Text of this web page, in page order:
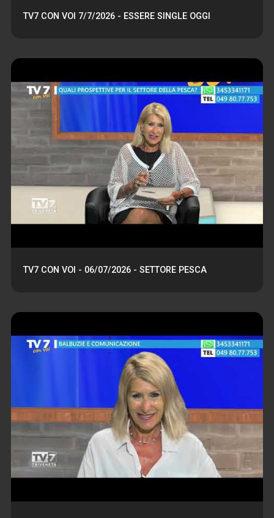
TV7 CON VOI 7/7/2026 - ESSERE SINGLE OGGI
TV7 CON VOI - 06/07/2026 - SETTORE PESCA